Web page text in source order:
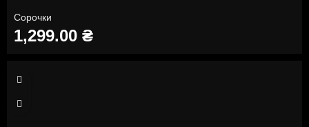
Сорочки
1,299.00 ₴
S